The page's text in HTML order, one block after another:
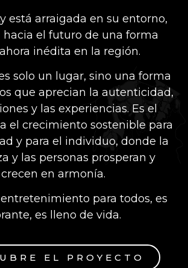
está arraigada en su entorno,
hacia el futuro de una forma
inédita en la región.
solo un lugar, sino una forma
que aprecian la autenticidad,
y las experiencias. Es el
el crecimiento sostenible para
y para el individuo, donde la
y las personas prosperan y
crecen en armonía.
para todos, es
es lleno de vida.
EL PROYECTO